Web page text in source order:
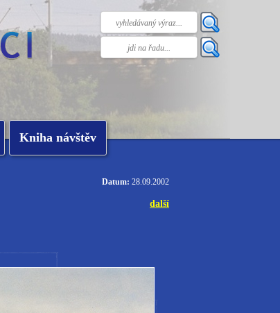
Kniha návštěv
Datum: 28.09.2002
další